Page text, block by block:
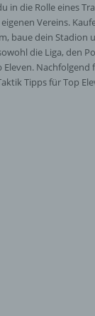
in die Rolle eines
Vereins.
baue dein Stadion
die Liga, den
Eleven.
Tipps für Top